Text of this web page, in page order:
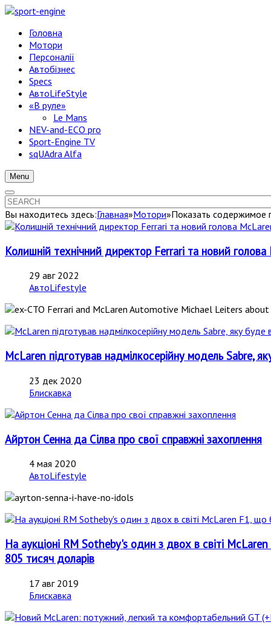
Головна
Мотори
Персоналії
Автобізнес
Specs
АвтоLifeStyle
«В руле»
Le Mans
NEV-and-ECO pro
Sport-Engine TV
sqUAdra Alfa
Menu
Вы находитесь здесь:Главная»Мотори»Показать содержимое
Колишній технічний директор Ferrari та новий
29 авг 2022
АвтоLifestyle
McLaren підготував надмілкосерійну модель Sabre,
23 дек 2020
Блискавка
Айртон Сенна да Сілва про свої справжні захоплення
4 мая 2020
АвтоLifestyle
На аукціоні RM Sotheby's один з двох в світі
805 тисяч доларів
17 авг 2019
Блискавка